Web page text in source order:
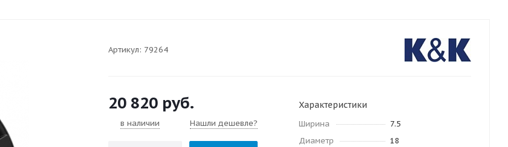
Артикул: 79264
20 820 руб.
в наличии Нашли дешевле?
Характеристики
Ширина
7.5
Диаметр
18